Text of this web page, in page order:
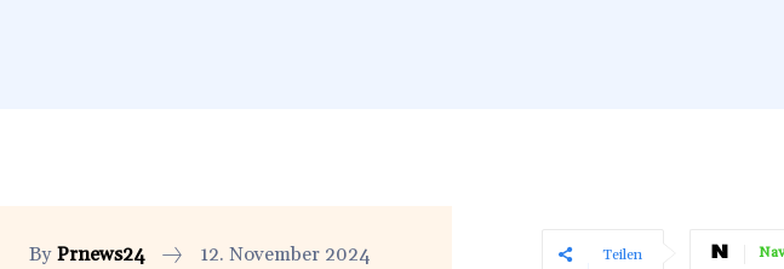
By Prnews24 12. November 2024 Teilen